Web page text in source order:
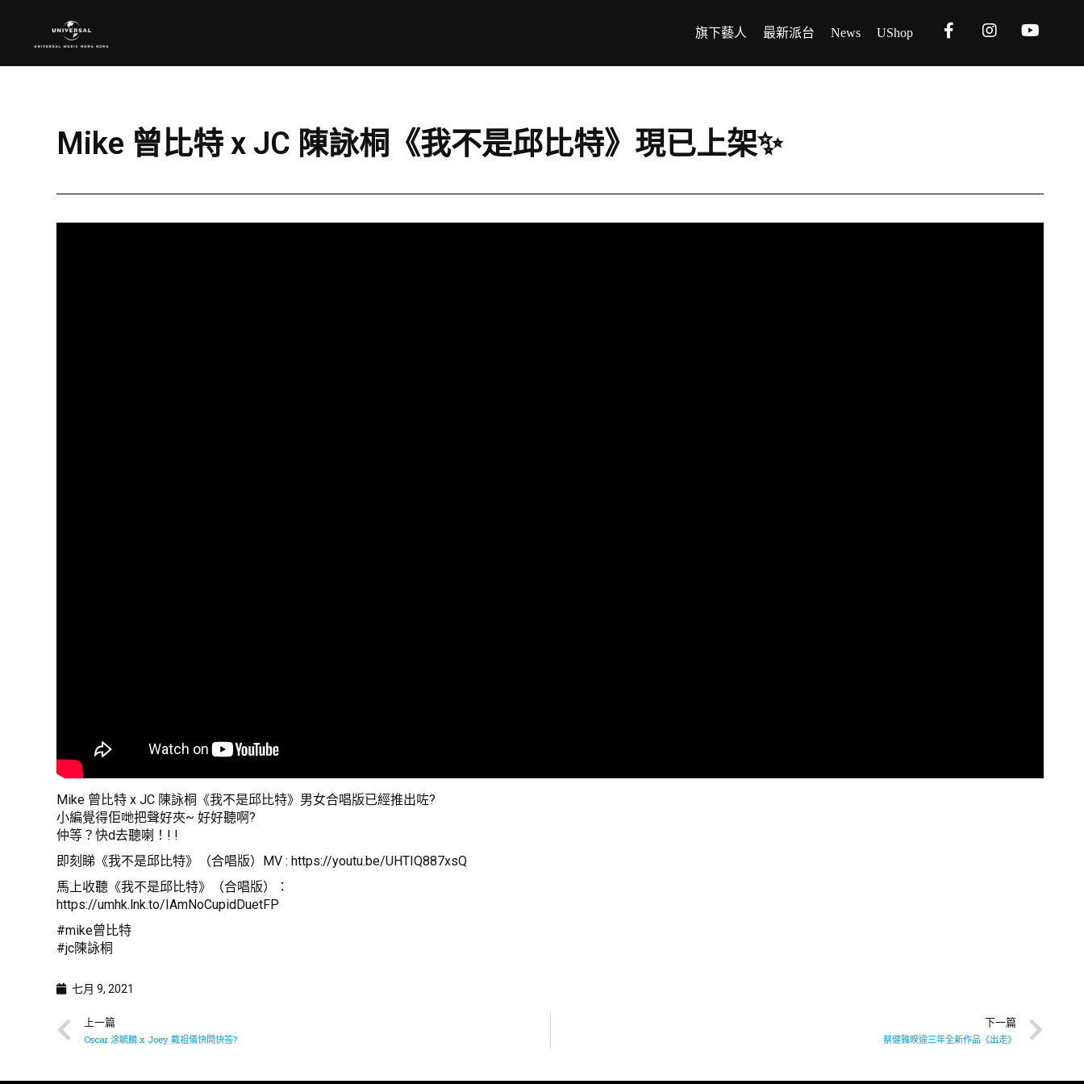
旗下藝人 最新派台 News UShop
Mike 曾比特 x JC 陳詠桐《我不是邱比特》現已上架✨
Mike 曾比特 x JC 陳詠桐《我不是邱比特》男女合唱版已經推出咗?
小編覺得佢哋把聲好夾~ 好好聽啊?
仲等？快d去聽喇！! !
即刻睇《我不是邱比特》（合唱版）MV : https://youtu.be/UHTIQ887xsQ
馬上收聽《我不是邱比特》（合唱版）：
https://umhk.lnk.to/IAmNoCupidDuetFP
#mike曾比特
#jc陳詠桐
七月 9, 2021
上一篇
Oscar 涂毓麟 x Joey 戴袓儀快問快答?
下一篇
蔡健雅暌違三年全新作品《出走》